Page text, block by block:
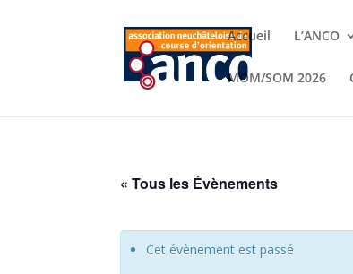
Accueil L’ANCO
MOM/SOM 2026
« Tous les Évènements
Cet évènement est passé